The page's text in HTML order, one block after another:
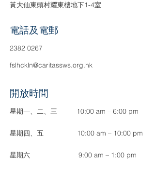
黃大仙東頭村耀東樓地下1-4室
電話及電郵
2382 0267
fslhckln@caritassws.org.hk
​開放時間
​星期一、二、三 10:00 am – 6:00 pm
​星期四、五 10:00 am – 10:00 pm
​星期六 9:00 am – 1:00 pm